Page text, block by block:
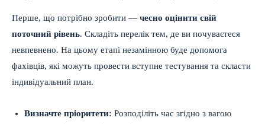
Перше, що потрібно зробити — чесно оцінити свій
поточний рівень. Складіть перелік тем, де ви почуваєтеся
невпевнено. На цьому етапі незамінною буде допомога
фахівців, які можуть провести вступне тестування та скласти
індивідуальний план.
Визначте пріоритети: Розподіліть час згідно з вагою